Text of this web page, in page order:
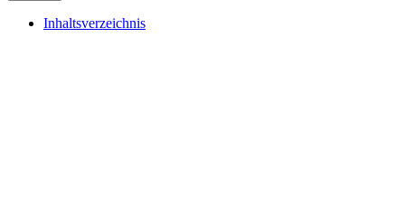
Inhaltsverzeichnis